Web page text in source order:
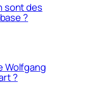
sont des
?
Wolfgang
?